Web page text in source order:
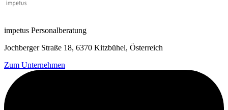
impetus Personalberatung
Jochberger Straße 18, 6370 Kitzbühel, Österreich
Zum Unternehmen